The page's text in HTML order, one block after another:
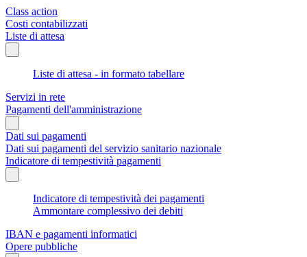
Class action
Costi contabilizzati
Liste di attesa
Liste di attesa - in formato tabellare
Servizi in rete
Pagamenti dell'amministrazione
Dati sui pagamenti
Dati sui pagamenti del servizio sanitario nazionale
Indicatore di tempestività pagamenti
Indicatore di tempestività dei pagamenti
Ammontare complessivo dei debiti
IBAN e pagamenti informatici
Opere pubbliche